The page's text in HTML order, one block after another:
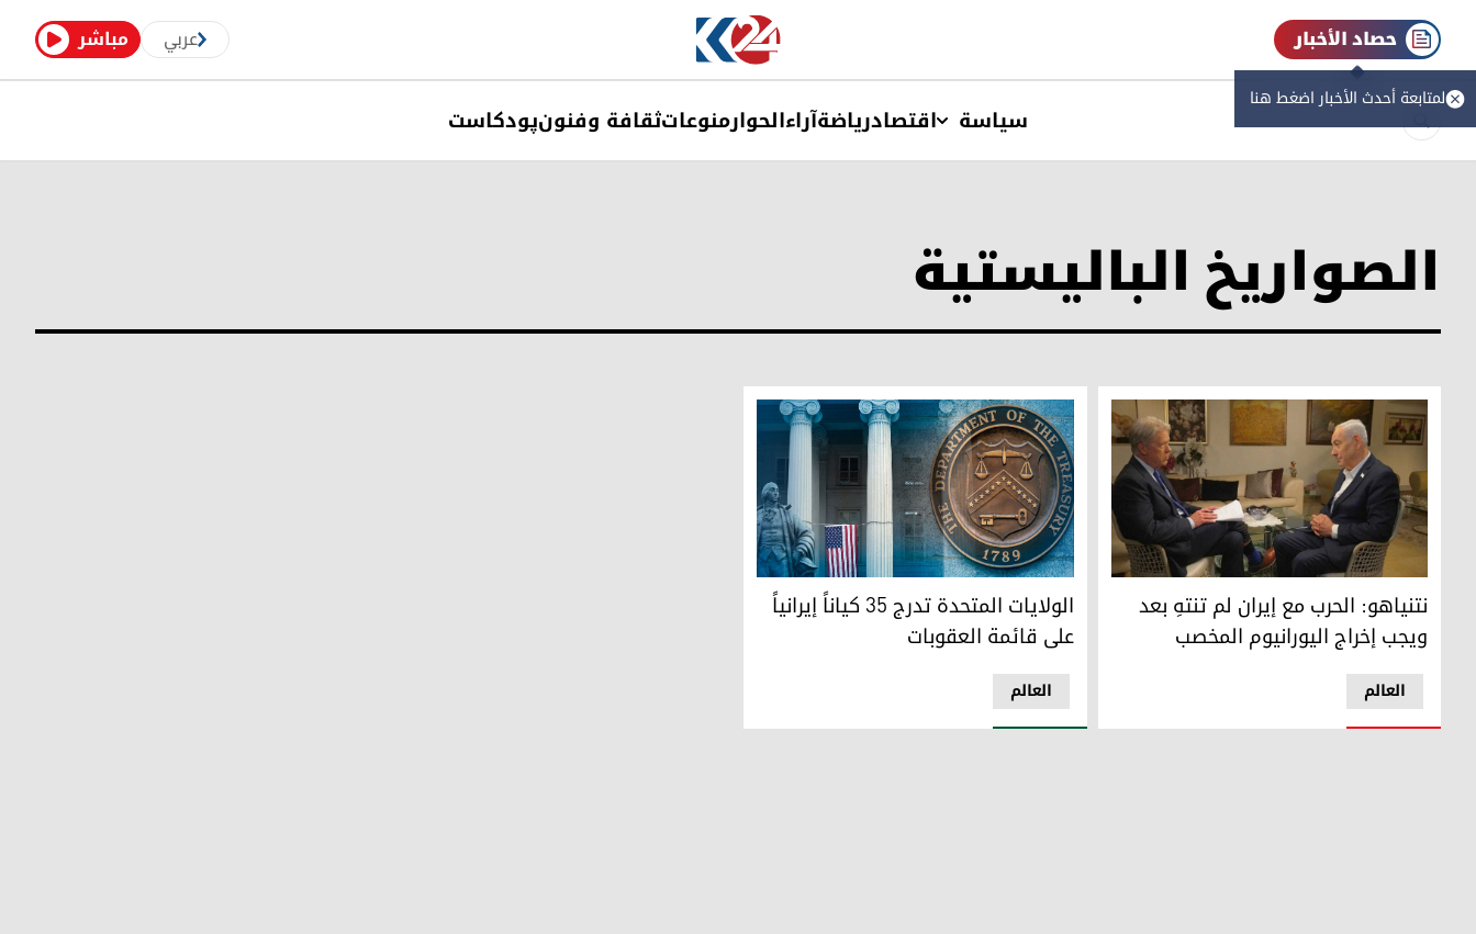
مباشر عربي حصاد الأخبار
لمتابعة أحدث الأخبار اضغط هنا
سیاسة اقتصادریاضةآراءالحوارمنوعاتثقافة وفنونپودکاست
الصواريخ الباليستية
نتنياهو: الحرب مع إيران لم تنتهِ بعد ويجب إخراج اليورانيوم المخصب
العالم
نتنياهو: الحرب مع إيران لم تنتهِ بعد
ويجب إخراج اليورانيوم المخصب
الولايات المتحدة تدرج 35 كياناً إيرانياً على قائمة العقوبات
العالم
الولايات المتحدة تدرج 35 كياناً إيرانياً
على قائمة العقوبات